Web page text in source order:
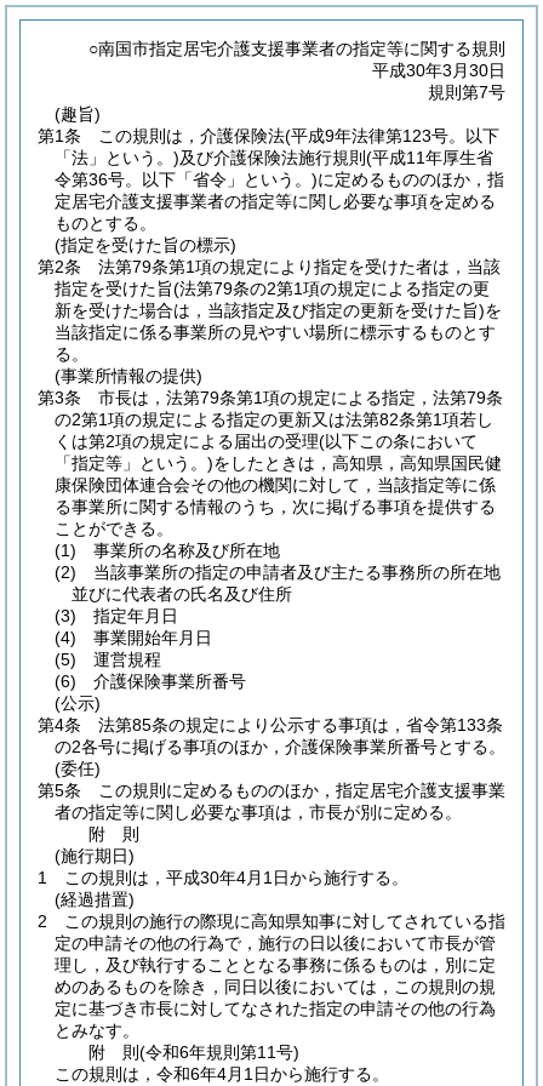
○南国市指定居宅介護支援事業者の指定等に関する規則
平成30年3月30日
規則第7号
(趣旨)
第1条
この規則は，介護保険法(平成9年法律第123号。以下
「法」という。)及び介護保険法施行規則 (平成11年厚生省
令第36号。以下「省令」という。)に定めるもののほか，指
定居宅介護支援事業者の指定等に関し必要な事項を定める
ものとする。
(指定を受けた旨の標示)
第2条
法第79条第1項の規定により指定を受けた者は，当該
指定を受けた旨(法第79条の2第1項の規定による指定の更
新を受けた場合は，当該指定及び指定の更新を受けた旨)を
当該指定に係る事業所の見やすい場所に標示するものとす
る。
(事業所情報の提供)
第3条
市長は，法第79条第1項の規定による指定，法第79条
の2第1項の規定による指定の更新又は法第82条第1項若し
くは第2項の規定による届出の受理(以下この条において
「指定等」という。)をしたときは，高知県，高知県国民健
康保険団体連合会その他の機関に対して，当該指定等に係
る事業所に関する情報のうち，次に掲げる事項を提供する
ことができる。
(1)
事業所の名称及び所在地
(2)
当該事業所の指定の申請者及び主たる事務所の所在地
並びに代表者の氏名及び住所
(3)
指定年月日
(4)
事業開始年月日
(5)
運営規程
(6)
介護保険事業所番号
(公示)
第4条
法第85条の規定により公示する事項は，省令第133条
の2各号に掲げる事項のほか，介護保険事業所番号とする。
(委任)
第5条
この規則に定めるもののほか，指定居宅介護支援事業
者の指定等に関し必要な事項は，市長が別に定める。
附 則
(施行期日)
1
この規則は，平成30年4月1日から施行する。
(経過措置)
2
この規則の施行の際現に高知県知事に対してされている指
定の申請その他の行為で，施行の日以後において市長が管
理し，及び執行することとなる事務に係るものは，別に定
めのあるものを除き，同日以後においては，この規則の規
定に基づき市長に対してなされた指定の申請その他の行為
とみなす。
附 則(令和6年規則第11号)
この規則は，令和6年4月1日から施行する。